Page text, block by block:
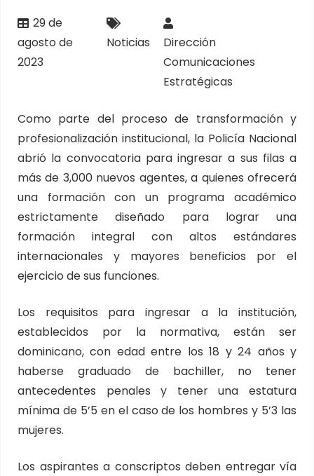
29 de
agosto de
2023
Noticias
Dirección
Comunicaciones
Estratégicas
Como parte del proceso de transformación y
profesionalización institucional, la Policía Nacional
abrió la convocatoria para ingresar a sus filas a
más de 3,000 nuevos agentes, a quienes ofrecerá
una formación con un programa académico
estrictamente diseñado para lograr una
formación integral con altos estándares
internacionales y mayores beneficios por el
ejercicio de sus funciones.
Los requisitos para ingresar a la institución,
establecidos por la normativa, están ser
dominicano, con edad entre los 18 y 24 años y
haberse graduado de bachiller, no tener
antecedentes penales y tener una estatura
mínima de 5’5 en el caso de los hombres y 5’3 las
mujeres.
Los aspirantes a conscriptos deben entregar vía